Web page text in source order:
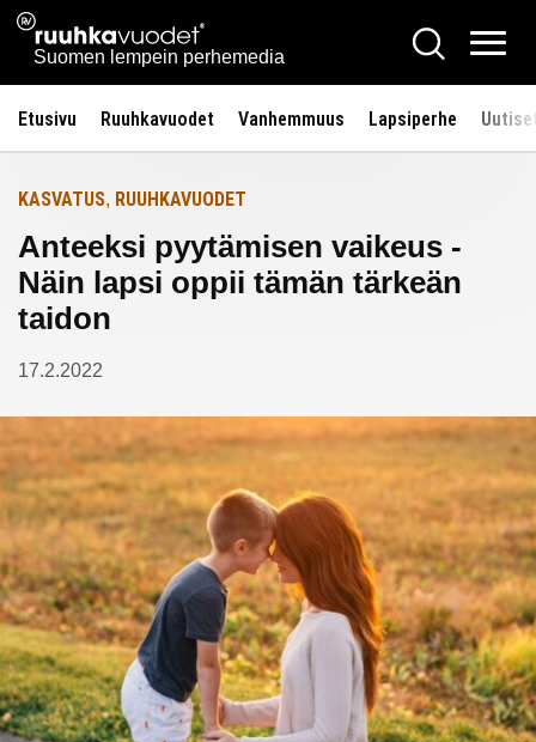
Siirry
sisältöön
Ruuhkavuodet.fi
Suomen lempein perhemedia
Hae
Etusivu Ruuhkavuodet Vanhemmuus Lapsiperhe
Etusivulle
KASVATUS, RUUHKAVUODET
Anteeksi pyytämisen vaikeus -
Näin lapsi oppii tämän tärkeän
taidon
17.2.2022